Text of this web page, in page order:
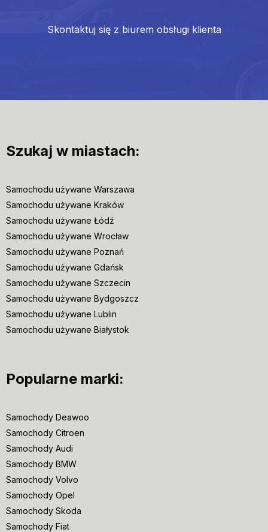
Skontaktuj się z biurem obsługi klienta
Szukaj w miastach:
Samochodu używane Warszawa
Samochodu używane Kraków
Samochodu używane Łódź
Samochodu używane Wrocław
Samochodu używane Poznań
Samochodu używane Gdańsk
Samochodu używane Szczecin
Samochodu używane Bydgoszcz
Samochodu używane Lublin
Samochodu używane Białystok
Popularne marki:
Samochody Deawoo
Samochody Citroen
Samochody Audi
Samochody BMW
Samochody Volvo
Samochody Opel
Samochody Skoda
Samochody Fiat